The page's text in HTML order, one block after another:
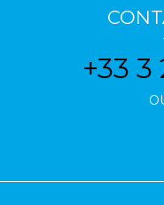
+33